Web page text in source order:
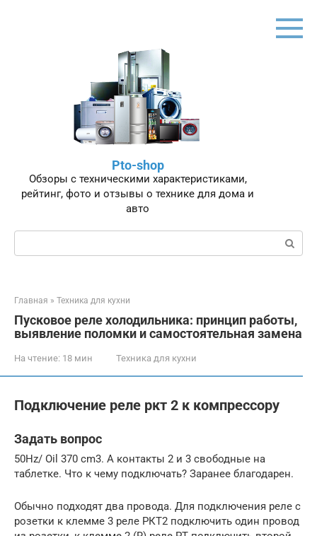
Pto-shop
Обзоры с техническими характеристиками,
рейтинг, фото и отзывы о технике для дома и
авто
Поиск:
Главная » Техника для кухни
Пусковое реле холодильника: принцип работы,
выявление поломки и самостоятельная замена
На чтение: 18 мин Техника для кухни
Подключение реле ркт 2 к компрессору
Задать вопрос
50Hz/ Oil 370 cm3. А контакты 2 и 3 свободные на
таблетке. Что к чему подключать? Заранее благодарен.
Обычно подходят два провода. Для подключения реле с
розетки к клемме 3 реле РКТ2 подключить один провод